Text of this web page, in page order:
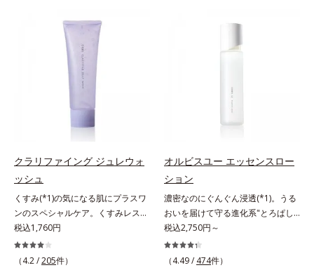
感を。効果的なシナジー設計で、あ
なたのエイジングケアを応援しま
す。*1 メラニンの生成を抑え、シ
ミ・ソバカスを防ぐ（ウォッシュを
除く）*2 オルビス内スキンケアシ
手入れのこと*4 うるおいによる
*5 乾燥、ハリ・ツヤのなさ*6
乾燥による*7 保湿成分*8 ロニ
セラカエルレア果汁、ノバラエキス
配合＝うるおいを与えハリと透明感
に満ちた肌へ導く保湿成分*9 メマ
ツヨイグサ抽出液、スイカズラエキ
ス配合＝角層のすみずみまで水分・
油分を保ち、ハリ・ツヤを与える保
湿成分*10 気持ちのこと
果的なシナジー設計で、あなたのエ
ラニンの生成を抑え、シミ・ソバカ
湿力*3 年齢に応じたお手入れのこ
と*4 角層まで*5 うるおいによ
る*6 乾燥、ハリ・ツヤのなさ
ロニセラカエルレア果汁、ノバラエ
キス配合＝うるおいを与えハリと透
明感に満ちた肌へ導く保湿成分
*10 メマツヨイグサ抽出液、スイ
カズラエキス配合＝角層のすみずみ
まで水分・油分を保ち、ハリ・ツヤ
を与える保湿成分*11 気持ちのこ
と
よる肌悩み一つ一つを対処するので
はなく、肌で起きていることの根本
原因に着目。加齢とともに現れる年
齢サインについて研究を進めたとこ
ろ、弾力感のない状態である「ハリ
ている状態である「透明感のなさ」
が、大人の肌印象に大きな影響を与
えていることがわかりました。そこ
でオルビスユー ドットシリーズは
美容成分(*9)として「G.D.F.アクテ
ィベーター(*10)」を配合。そし
て、従来から配合している美白(*1)
有効成分「トラネキサム酸」を配合
しました。さらに、シリーズ共通の
美容成分「GLルートブースター
(*11)」を配合することで、肌のふ
ていることの根本原因に着目。加齢
いて研究を進めたところ、弾力感の
ある「透明感のなさ」が現れること
で大人の肌印象に大きな影響を与え
ていることが分かりました。そこで
容成分(*7)として「G.D.F.アクティ
ベーター(*8)」を配合。そして、従
来から配合している美白有効成分
「トラネキサム酸」を配合しまし
た。さらに、シリーズ共通の美容成
分(*7)「GLルートブースター(*9)」
を配合することで、肌のふっくら感
や透明感を叶えます。美白ケアしな
クラリファイング ジュレウォ
ッシュ
くすみ(*1)の気になる肌にプラスワ
ンのスペシャルケア。くすみレスの
輝くような素肌へ。肌表面の余分な
角層を落として、くすみ(*1)レスな
輝くような素肌へ整える(*2)スペシ
税込1,760円
（4.2 /205件）
オルビスユー エッセンスロー
ション
濃密なのにぐんぐん浸透(*1)。うる
おいを届けて守る進化系"とろぱし
ゃ"ローション。7000種を超える成
分から厳選し、「うるおいの質
(*1)」に着目した初期エイジングケ
税込2,750円～
（4.49 / 474件）